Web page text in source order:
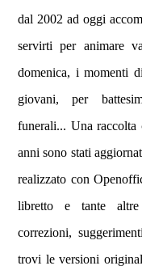
dal 2002 ad oggi
servirti per animare
domenica, i momenti
giovani, per
funerali... Una
anni sono stati
realizzato con
libretto e tante altre
correzioni,
trovi le versioni